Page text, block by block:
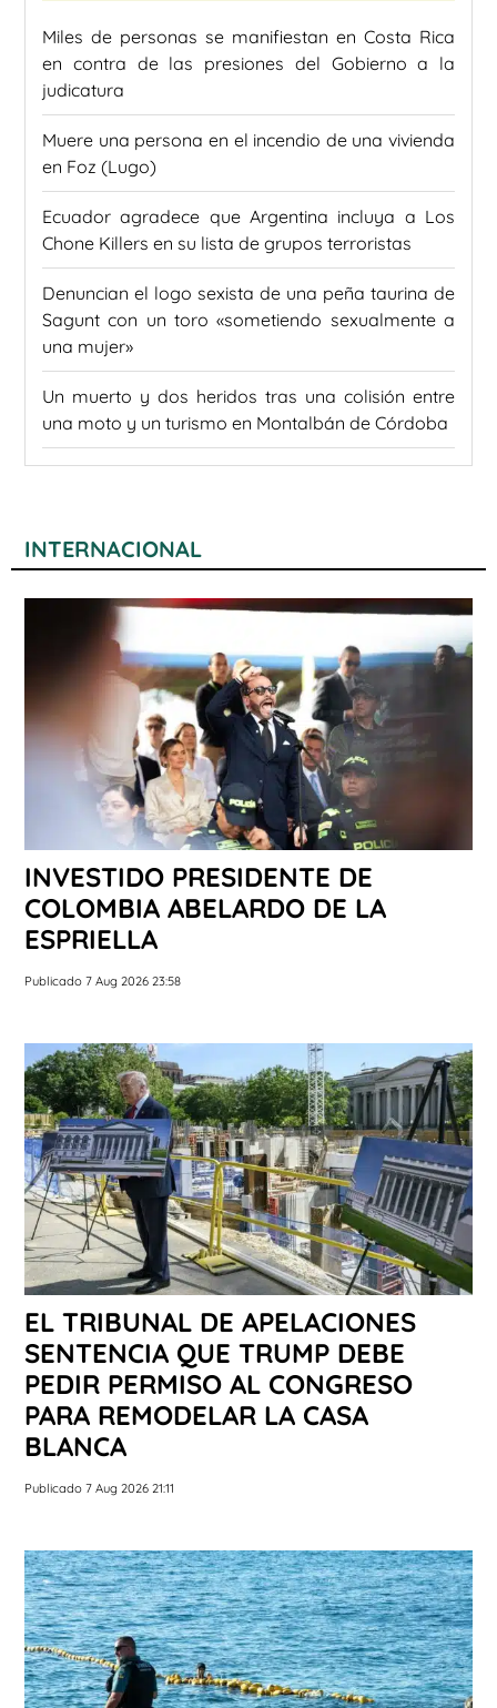
Miles de personas se manifiestan en Costa Rica
en contra de las presiones del Gobierno a la
judicatura
Muere una persona en el incendio de una vivienda
en Foz (Lugo)
Ecuador agradece que Argentina incluya a Los
Chone Killers en su lista de grupos terroristas
Denuncian el logo sexista de una peña taurina de
Sagunt con un toro «sometiendo sexualmente a
una mujer»
Un muerto y dos heridos tras una colisión entre
una moto y un turismo en Montalbán de Córdoba
INTERNACIONAL
INVESTIDO PRESIDENTE DE
COLOMBIA ABELARDO DE LA
ESPRIELLA
Publicado 7 Aug 2026 23:58
EL TRIBUNAL DE APELACIONES
SENTENCIA QUE TRUMP DEBE
PEDIR PERMISO AL CONGRESO
PARA REMODELAR LA CASA
BLANCA
Publicado 7 Aug 2026 21:11